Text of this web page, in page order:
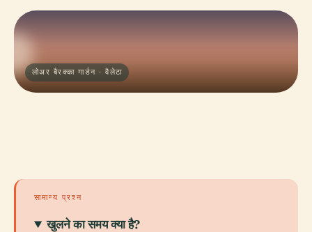
लोअर बैरक्का गार्डन · वैलेटा
सामान्य प्रश्न
खुलने का समय क्या है?